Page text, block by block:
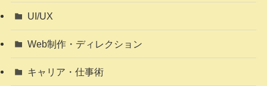
UI/UX
Web制作・ディレクション
キャリア・仕事術